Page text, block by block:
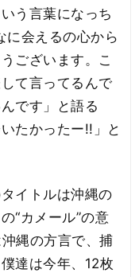
う言葉になっち
に会えるの心から
ございます。こ
て言ってるんで
です」と語る
たかったー!!」と
イトルは沖縄の
“カメール”の意
縄の方言で、捕
達は今年、12枚